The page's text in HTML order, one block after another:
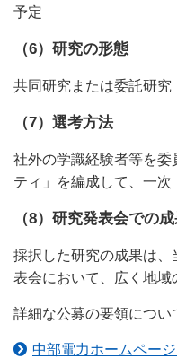
予定
（6）研究の形態
共同研究または委託研究
（7）選考方法
社外の学識経験者等を委
ティ」を編成して、一次
（8）研究発表会での
採択した研究の成果は
表会において、広く地域
詳細な公募の要領につい
中部電力ホームペー